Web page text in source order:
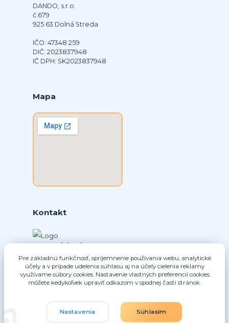
DANDO, s.r.o.
č.679
925 63 Dolná Streda
IČO: 47348 259
DIČ: 2023837948
IČ DPH: SK2023837948
Mapa
Kontakt
+421 902331936
(Po-Pia, 8-16 hod.)
info@nice-pohony.sk
Pre základnú funkčnosť, spríjemnenie používania webu, analytické
účely a v prípade udelenia súhlasu aj na účely cielenia reklamy
využívame súbory cookies. Nastavenie vlastných preferencií cookies
môžete kedykoľvek upraviť odkazom v spodnej časti stránok.
Nastavenia Súhlasím